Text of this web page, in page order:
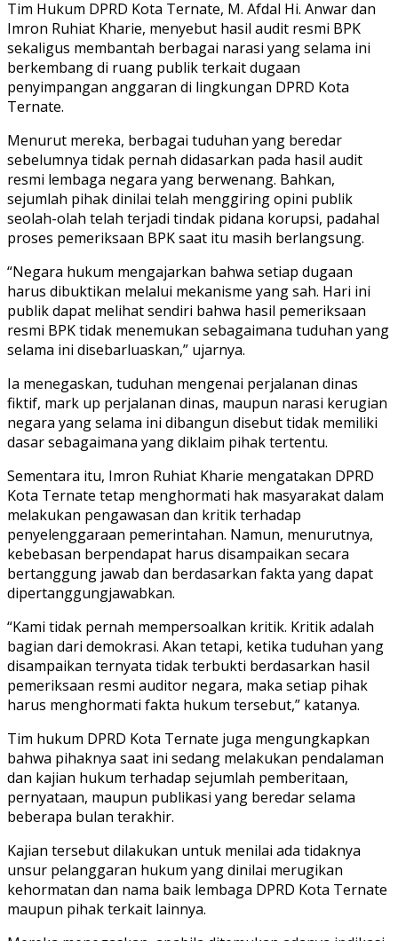
Tim Hukum DPRD Kota Ternate, M. Afdal Hi. Anwar dan
Imron Ruhiat Kharie, menyebut hasil audit resmi BPK
sekaligus membantah berbagai narasi yang selama ini
berkembang di ruang publik terkait dugaan
penyimpangan anggaran di lingkungan DPRD Kota
Ternate.
Menurut mereka, berbagai tuduhan yang beredar
sebelumnya tidak pernah didasarkan pada hasil audit
resmi lembaga negara yang berwenang. Bahkan,
sejumlah pihak dinilai telah menggiring opini publik
seolah-olah telah terjadi tindak pidana korupsi, padahal
proses pemeriksaan BPK saat itu masih berlangsung.
“Negara hukum mengajarkan bahwa setiap dugaan
harus dibuktikan melalui mekanisme yang sah. Hari ini
publik dapat melihat sendiri bahwa hasil pemeriksaan
resmi BPK tidak menemukan sebagaimana tuduhan yang
selama ini disebarluaskan,” ujarnya.
Ia menegaskan, tuduhan mengenai perjalanan dinas
fiktif, mark up perjalanan dinas, maupun narasi kerugian
negara yang selama ini dibangun disebut tidak memiliki
dasar sebagaimana yang diklaim pihak tertentu.
Sementara itu, Imron Ruhiat Kharie mengatakan DPRD
Kota Ternate tetap menghormati hak masyarakat dalam
melakukan pengawasan dan kritik terhadap
penyelenggaraan pemerintahan. Namun, menurutnya,
kebebasan berpendapat harus disampaikan secara
bertanggung jawab dan berdasarkan fakta yang dapat
dipertanggungjawabkan.
“Kami tidak pernah mempersoalkan kritik. Kritik adalah
bagian dari demokrasi. Akan tetapi, ketika tuduhan yang
disampaikan ternyata tidak terbukti berdasarkan hasil
pemeriksaan resmi auditor negara, maka setiap pihak
harus menghormati fakta hukum tersebut,” katanya.
Tim hukum DPRD Kota Ternate juga mengungkapkan
bahwa pihaknya saat ini sedang melakukan pendalaman
dan kajian hukum terhadap sejumlah pemberitaan,
pernyataan, maupun publikasi yang beredar selama
beberapa bulan terakhir.
Kajian tersebut dilakukan untuk menilai ada tidaknya
unsur pelanggaran hukum yang dinilai merugikan
kehormatan dan nama baik lembaga DPRD Kota Ternate
maupun pihak terkait lainnya.